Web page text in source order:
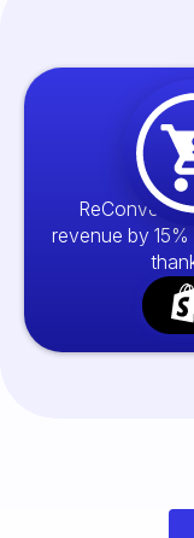
ReConvert
revenue by